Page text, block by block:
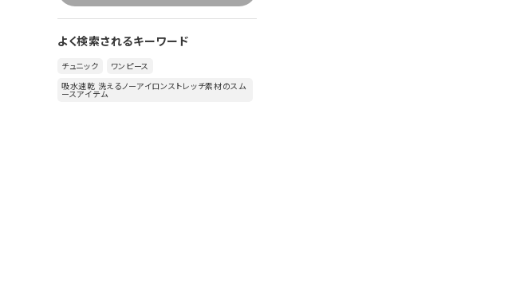
よく検索されるキーワード
チュニック
ワンピース
吸水速乾 洗えるノーアイロンストレッチ素材のスム
ースアイテム